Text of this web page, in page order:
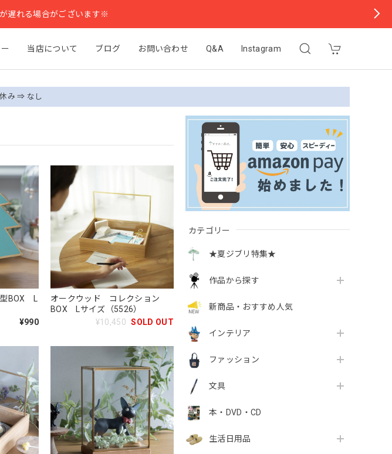
遅れる場合がございます※
当店について ブログ お問い合わせ Q&A Instagram
み ⇒ なし
カテゴリー
★夏ジブリ特集★
作品から探す
新商品・おすすめ人気
インテリア
ファッション
文具
本・DVD・CD
生活日用品
BOX L
¥990
オークウッド コレクション
BOX Lサイズ（5526）
¥10,450 SOLD OUT